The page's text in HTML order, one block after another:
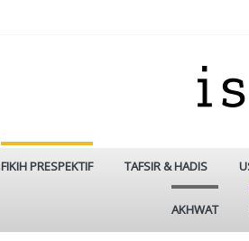
FIKIH PRESPEKTIF TAFSIR & HADIS
AKHWAT